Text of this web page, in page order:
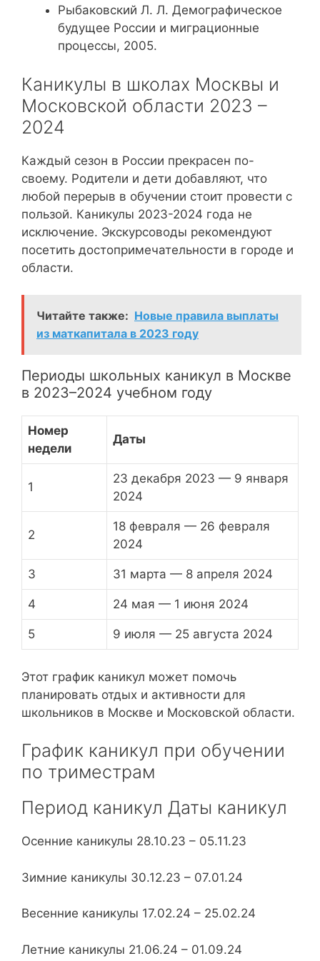
Рыбаковский Л. Л. Демографическое
будущее России и миграционные
процессы, 2005.
Каникулы в школах Москвы и
Московской области 2023 –
2024
Каждый сезон в России прекрасен по-
своему. Родители и дети добавляют, что
любой перерыв в обучении стоит провести с
пользой. Каникулы 2023-2024 года не
исключение. Экскурсоводы рекомендуют
посетить достопримечательности в городе и
области.
Читайте также: Новые правила выплаты
из маткапитала в 2023 году
Периоды школьных каникул в Москве
в 2023–2024 учебном году
Номер
недели
Даты
1
23 декабря 2023 — 9 января
2024
2
18 февраля — 26 февраля
2024
3 31 марта — 8 апреля 2024
4 24 мая — 1 июня 2024
5 9 июля — 25 августа 2024
Этот график каникул может помочь
планировать отдых и активности для
школьников в Москве и Московской области.
График каникул при обучении
по триместрам
Период каникул Даты каникул
Осенние каникулы 28.10.23 – 05.11.23
Зимние каникулы 30.12.23 – 07.01.24
Весенние каникулы 17.02.24 – 25.02.24
Летние каникулы 21.06.24 – 01.09.24